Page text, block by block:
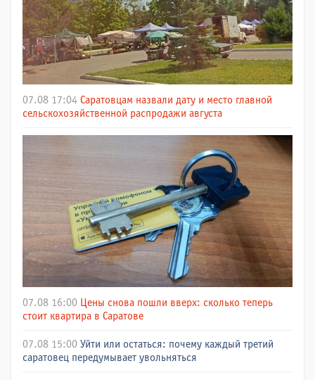
07.08 17:04 Саратовцам назвали дату и место главной
сельскохозяйственной распродажи августа
07.08 16:00 Цены снова пошли вверх: сколько теперь
стоит квартира в Саратове
07.08 15:00 Уйти или остаться: почему каждый третий
саратовец передумывает увольняться